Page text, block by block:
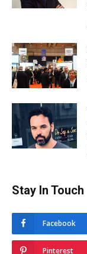
Stay In Touch
Facebook
Pinterest